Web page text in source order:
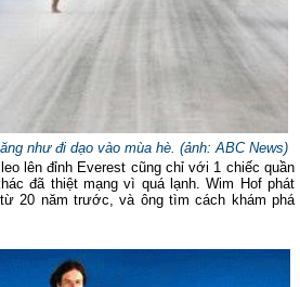
như đi dạo vào mùa hè. (ảnh: ABC News)
lên đỉnh Everest cũng chỉ với 1 chiếc quần
đã thiệt mạng vì quá lạnh. Wim Hof phát
20 năm trước, và ông tìm cách khám phá